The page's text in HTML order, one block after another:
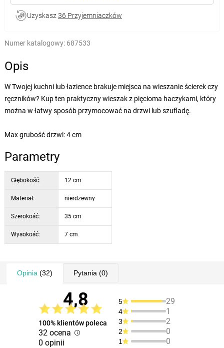
Uzyskasz 36 Przyjemniaczków
Numer katalogowy: 687533
Opis
W Twojej kuchni lub łazience brakuje miejsca na wieszanie ścierek czy
ręczników? Kup ten praktyczny wieszak z pięcioma haczykami, który
można w łatwy sposób przymocować na drzwi lub szufladę.
Max grubość drzwi: 4 cm
Parametry
Głębokość: 12 cm
Materiał: nierdzewny
Szerokość: 35 cm
Wysokość: 7 cm
Opinia (32) Pytania (0)
4,8
100% klientów poleca
32 ocena
0 opinii
5 29
4 1
3 2
2 0
1 0